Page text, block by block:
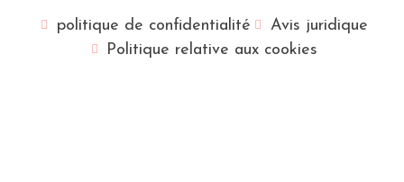
politique de confidentialité
Avis juridique
Politique relative aux cookies